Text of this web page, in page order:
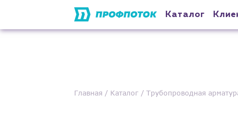
Каталог
Главная Каталог Трубопроводная